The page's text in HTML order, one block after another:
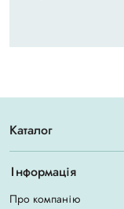
Каталог
Інформація
Про компанію